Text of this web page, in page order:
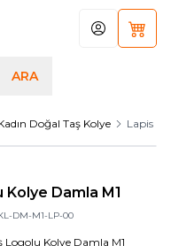
ARA
Hesabım
Doğal Taş Kolye Lapis
Damla M1
DM-M1-LP-00
Logolu Kolye Damla M1